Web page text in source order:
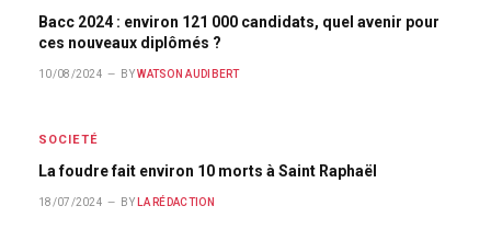
Bacc 2024 : environ 121 000 candidats, quel avenir pour
ces nouveaux diplômés ?
10/08/2024 BY WATSON AUDIBERT
SOCIETÉ
La foudre fait environ 10 morts à Saint Raphaël
18/07/2024 BY LA RÉDACTION